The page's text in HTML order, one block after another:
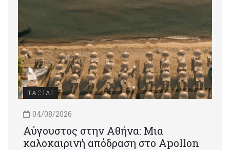
ΤΑΞΙΔΙ
04/08/2026
Αύγουστος στην Αθήνα: Μια
καλοκαιρινή απόδραση στο Apollon